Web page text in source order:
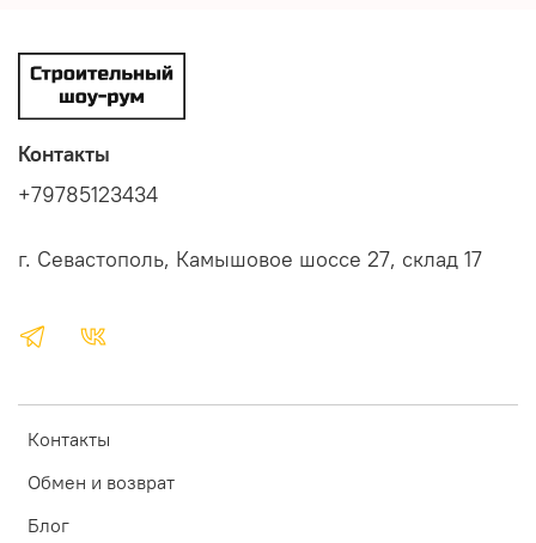
Контакты
Обмен и возврат
Блог
Контакты
+79785123434
г. Севастополь, Камышовое шоссе 27, склад 17